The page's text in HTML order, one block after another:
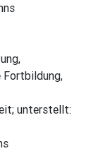
unterstellt: